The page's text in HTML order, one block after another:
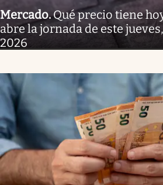
Mercado.Qué precio tiene
abre la jornada de este
2026